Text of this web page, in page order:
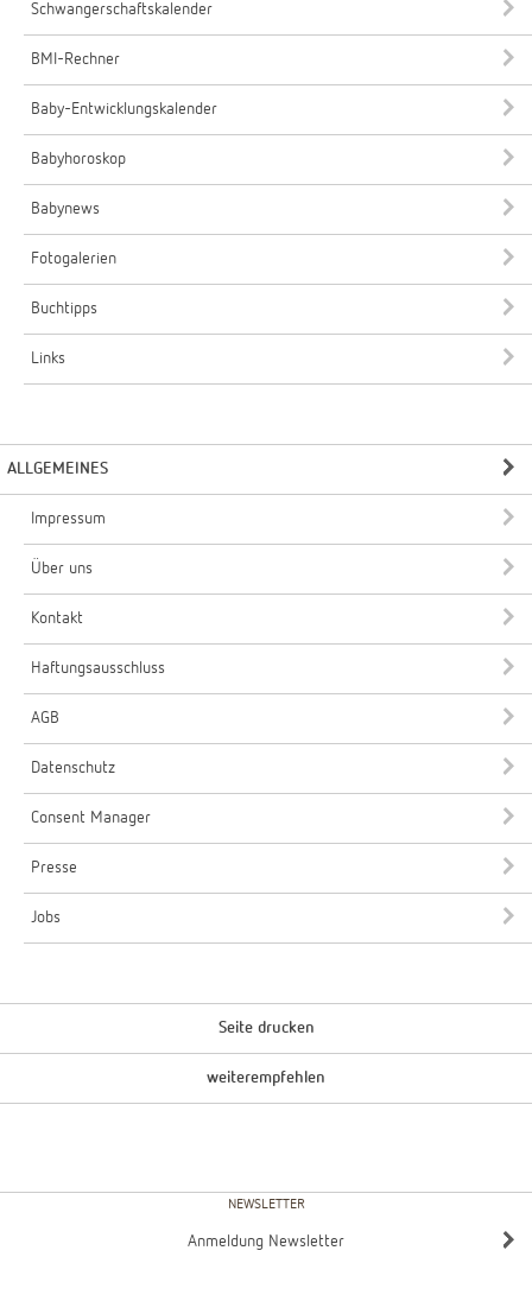
Schwangerschaftskalender
BMI-Rechner
Baby-Entwicklungskalender
Babyhoroskop
Babynews
Fotogalerien
Buchtipps
Links
ALLGEMEINES
Impressum
Über uns
Kontakt
Haftungsausschluss
AGB
Datenschutz
Consent Manager
Presse
Jobs
Seite drucken
weiterempfehlen
NEWSLETTER
Anmeldung Newsletter